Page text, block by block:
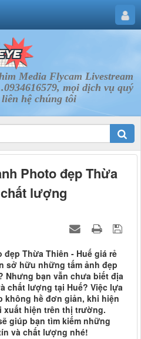
Media Flycam Livestream
mọi dịch vụ quý
hệ chúng tôi
Photo đẹp Thừa
lượng
Thừa Thiên - Huế giá rẻ
sở hữu những tấm ảnh đẹp
Nhưng bạn vẫn chưa biết địa
chất lượng tại Huế? Việc lựa
không hề đơn giản, khi hiện
xuất hiện trên thị trường.
giúp bạn tìm kiếm những
và chất lượng nhé!